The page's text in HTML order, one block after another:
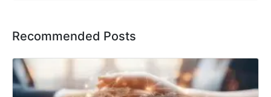
Recommended Posts